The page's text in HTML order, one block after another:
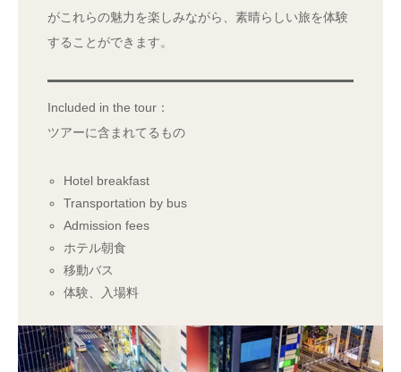
がこれらの魅力を楽しみながら、素晴らしい旅を体験
することができます。
Included in the tour：
ツアーに含まれてるもの
Hotel breakfast
Transportation by bus
Admission fees
ホテル朝食
移動バス
体験、入場料